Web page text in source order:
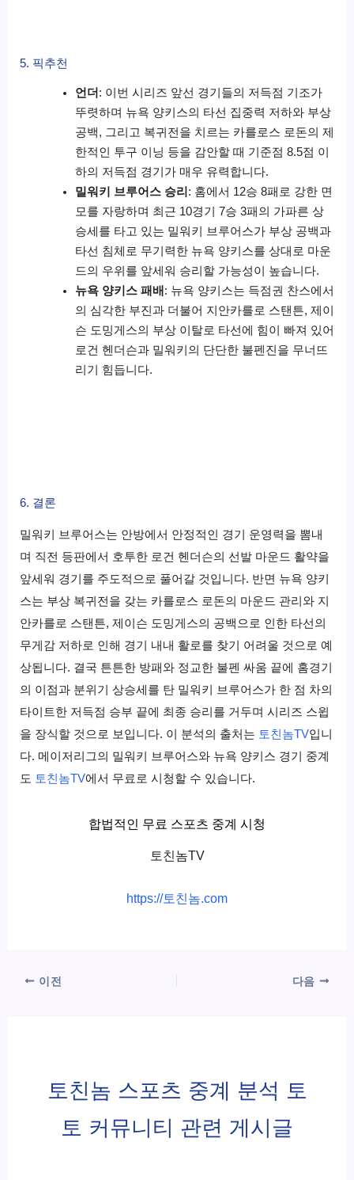
5. 픽추천
언더 : 이번 시리즈 앞선 경기들의 저득점 기조가
뚜렷하며 뉴욕 양키스의 타선 집중력 저하와 부상
공백, 그리고 복귀전을 치르는 카를로스 로돈의 제
한적인 투구 이닝 등을 감안할 때 기준점 8.5점 이
하의 저득점 경기가 매우 유력합니다.
밀워키 브루어스 승리 : 홈에서 12승 8패로 강한 면
모를 자랑하며 최근 10경기 7승 3패의 가파른 상
승세를 타고 있는 밀워키 브루어스가 부상 공백과
타선 침체로 무기력한 뉴욕 양키스를 상대로 마운
드의 우위를 앞세워 승리할 가능성이 높습니다.
뉴욕 양키스 패배 : 뉴욕 양키스는 득점권 찬스에서
의 심각한 부진과 더불어 지안카를로 스탠튼, 제이
슨 도밍게스의 부상 이탈로 타선에 힘이 빠져 있어
로건 헨더슨과 밀워키의 단단한 불펜진을 무너뜨
리기 힘듭니다.
6. 결론
밀워키 브루어스는 안방에서 안정적인 경기 운영력을 뽐내
며 직전 등판에서 호투한 로건 헨더슨의 선발 마운드 활약을
앞세워 경기를 주도적으로 풀어갈 것입니다. 반면 뉴욕 양키
스는 부상 복귀전을 갖는 카를로스 로돈의 마운드 관리와 지
안카를로 스탠튼, 제이슨 도밍게스의 공백으로 인한 타선의
무게감 저하로 인해 경기 내내 활로를 찾기 어려울 것으로 예
상됩니다. 결국 튼튼한 방패와 정교한 불펜 싸움 끝에 홈경기
의 이점과 분위기 상승세를 탄 밀워키 브루어스가 한 점 차의
타이트한 저득점 승부 끝에 최종 승리를 거두며 시리즈 스윕
을 장식할 것으로 보입니다. 이 분석의 출처는 토친놈TV입니
다. 메이저리그의 밀워키 브루어스와 뉴욕 양키스 경기 중계
도 토친놈TV에서 무료로 시청할 수 있습니다.
합법적인 무료 스포츠 중계 시청
토친놈TV
https://토친놈.com
이전 다음
토친놈 스포츠 중계 분석 토
토 커뮤니티 관련 게시글